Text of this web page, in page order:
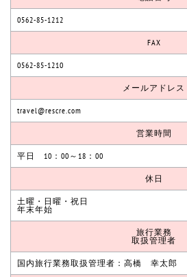
0562-85-1212
FAX
0562-85-1210
メールアドレス
travel@rescre.com
営業時間
平日 10：00～18：00
休日
土曜・日曜・祝日
年末年始
旅行業務
取扱管理者
国内旅行業務取扱管理者：高橋 幸太郎